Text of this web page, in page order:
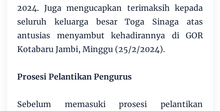
2024. Juga mengucapkan terimaksih kepada
seluruh keluarga besar Toga Sinaga atas
antusias menyambut kehadirannya di GOR
Kotabaru Jambi, Minggu (25/2/2024).
Prosesi Pelantikan Pengurus
Sebelum memasuki prosesi pelantikan